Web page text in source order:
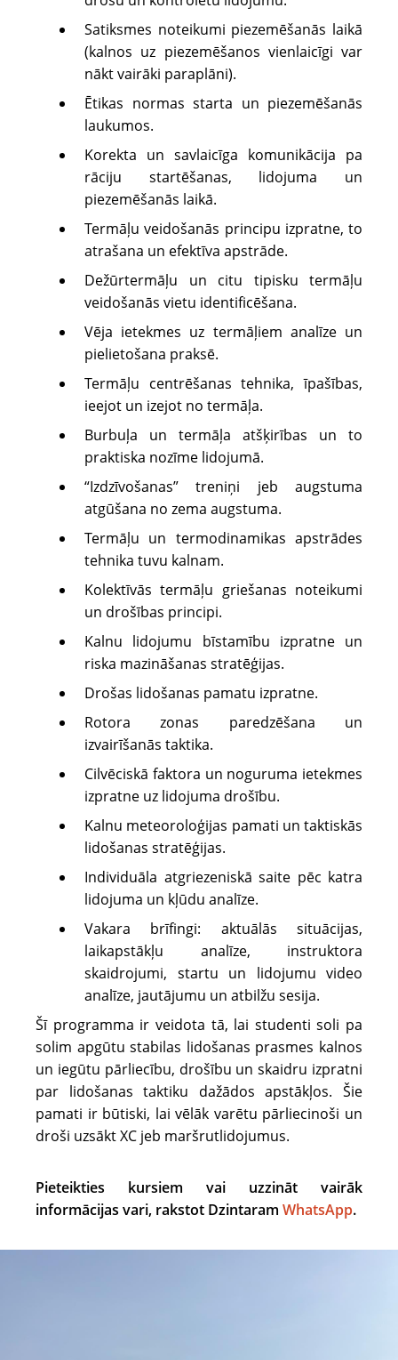
Satiksmes noteikumi piezemēšanās laikā
(kalnos uz piezemēšanos vienlaicīgi var
nākt vairāki paraplāni).
Ētikas normas starta un piezemēšanās
laukumos.
Korekta un savlaicīga komunikācija pa
rāciju startēšanas, lidojuma un
piezemēšanās laikā.
Termāļu veidošanās principu izpratne, to
atrašana un efektīva apstrāde.
Dežūrtermāļu un citu tipisku termāļu
veidošanās vietu identificēšana.
Vēja ietekmes uz termāļiem analīze un
pielietošana praksē.
Termāļu centrēšanas tehnika, īpašības,
ieejot un izejot no termāļa.
Burbuļa un termāļa atšķirības un to
praktiska nozīme lidojumā.
“Izdzīvošanas” treniņi jeb augstuma
atgūšana no zema augstuma.
Termāļu un termodinamikas apstrādes
tehnika tuvu kalnam.
Kolektīvās termāļu griešanas noteikumi
un drošības principi.
Kalnu lidojumu bīstamību izpratne un
riska mazināšanas stratēģijas.
Drošas lidošanas pamatu izpratne.
Rotora zonas paredzēšana un
izvairīšanās taktika.
Cilvēciskā faktora un noguruma ietekmes
izpratne uz lidojuma drošību.
Kalnu meteoroloģijas pamati un taktiskās
lidošanas stratēģijas.
Individuāla atgriezeniskā saite pēc katra
lidojuma un kļūdu analīze.
Vakara brīfingi: aktuālās situācijas,
laikapstākļu analīze, instruktora
skaidrojumi, startu un lidojumu video
analīze, jautājumu un atbilžu sesija.
Šī programma ir veidota tā, lai studenti soli pa
solim apgūtu stabilas lidošanas prasmes kalnos
un iegūtu pārliecību, drošību un skaidru izpratni
par lidošanas taktiku dažādos apstākļos. Šie
pamati ir būtiski, lai vēlāk varētu pārliecinoši un
droši uzsākt XC jeb maršrutlidojumus.
Pieteikties kursiem vai uzzināt vairāk
informācijas vari, rakstot Dzintaram WhatsApp.